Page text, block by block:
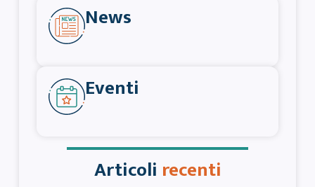
News
Eventi
Articoli recenti